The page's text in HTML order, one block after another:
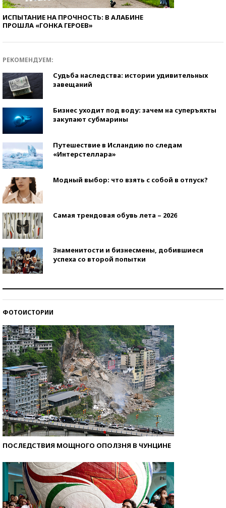
ИСПЫТАНИЕ НА ПРОЧНОСТЬ: В АЛАБИНЕ
ПРОШЛА «ГОНКА ГЕРОЕВ»
РЕКОМЕНДУЕМ:
Судьба наследства: истории удивительных
завещаний
Бизнес уходит под воду: зачем на суперъяхты
закупают субмарины
Путешествие в Исландию по следам
«Интерстеллара»
Модный выбор: что взять с собой в отпуск?
Самая трендовая обувь лета – 2026
Знаменитости и бизнесмены, добившиеся
успеха со второй попытки
ФОТОИСТОРИИ
ПОСЛЕДСТВИЯ МОЩНОГО ОПОЛЗНЯ В ЧУНЦИНЕ